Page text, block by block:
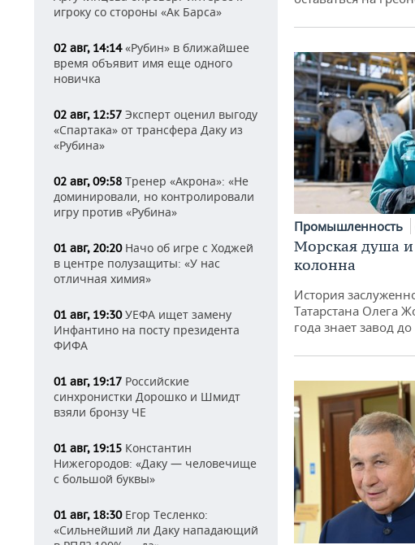
игроку со стороны «Ак Барса»
02 авг, 14:14«Рубин» в ближайшее
время объявит имя еще одного
новичка
02 авг, 12:57 Эксперт оценил выгоду
«Спартака» от трансфера Даку из
«Рубина»
02 авг, 09:58 Тренер «Акрона»: «Не
доминировали, но контролировали
игру против «Рубина»
01 авг, 20:20Начо об игре с Ходжей
в центре полузащиты: «У нас
отличная химия»
01 авг, 19:30УЕФА ищет замену
Инфантино на посту президента
ФИФА
01 авг, 19:17 Российские
синхронистки Дорошко и Шмидт
взяли бронзу ЧЕ
01 авг, 19:15 Константин
Нижегородов: «Даку — человечище
с большой буквы»
01 авг, 18:30Егор Тесленко:
«Сильнейший ли Даку нападающий
Промышленность
Морская душа
колонна
История
Татарстана Олега
года знает завод